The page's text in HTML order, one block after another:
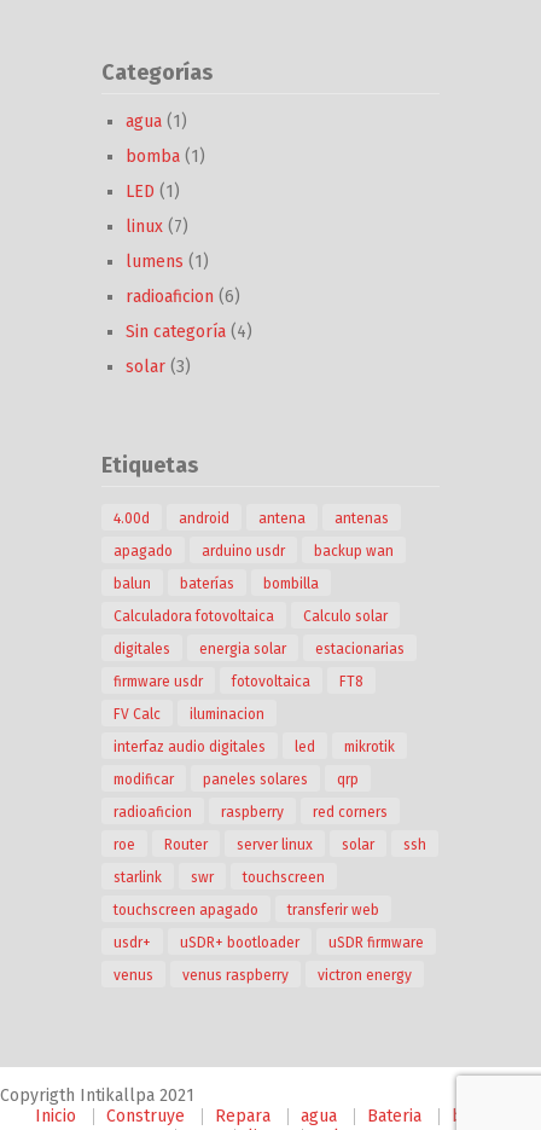
Categorías
agua (1)
bomba (1)
LED (1)
linux (7)
lumens (1)
radioaficion (6)
Sin categoría (4)
solar (3)
Etiquetas
4.00d android antena
antenas
apagado
arduino usdr
backup wan
balun
baterías
bombilla
Calculadora fotovoltaica
Calculo solar
digitales
energia solar
estacionarias
firmware usdr
fotovoltaica
FT8
FV Calc
iluminacion
interfaz audio digitales
led
mikrotik
modificar
paneles solares
qrp
radioaficion
raspberry
red corners
roe
Router server linux solar
ssh
starlink
swr
touchscreen
touchscreen apagado
transferir web
usdr+
uSDR+ bootloader
uSDR firmware
venus
venus raspberry victron energy
Copyrigth Intikallpa 2021
Inicio
Construye Repara agua Bateria
bomba